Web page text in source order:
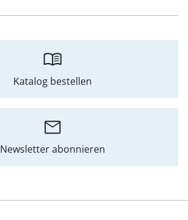
Katalog bestellen
Newsletter abonnieren